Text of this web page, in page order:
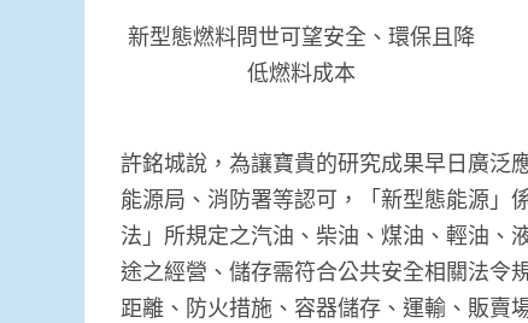
新型態燃料問世可望安全、環保且降
低燃料成本
許銘城說，為讓寶貴的研究成果早日廣泛
能源局、消防署等認可，「新型態能源」
法」所規定之汽油、柴油、煤油、輕油、
途之經營、儲存需符合公共安全相關法令
距離、防火措施、容器儲存、運輸、販賣